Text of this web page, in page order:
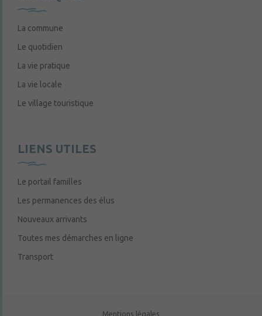
La commune
Le quotidien
La vie pratique
La vie locale
Le village touristique
LIENS UTILES
Le portail familles
Les permanences des élus
Nouveaux arrivants
Toutes mes démarches en ligne
Transport
Mentions légales